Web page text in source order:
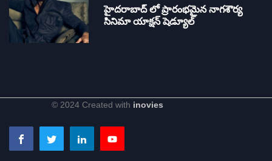
హైదరాబాద్ లో ప్రారంభమైన నాగశౌర్య
సినిమా యాక్షన్ షెడ్యూల్
© 2024 Created with inovies